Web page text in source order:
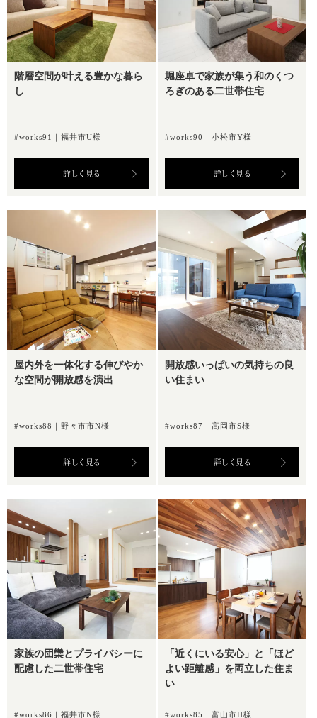
階層空間が叶える豊かな暮ら
し
#works91｜福井市U様
詳しく見る
堀座卓で家族が集う和のくつ
ろぎのある二世帯住宅
#works90｜小松市Y様
詳しく見る
屋内外を一体化する伸びやか
な空間が開放感を演出
#works88｜野々市市N様
詳しく見る
開放感いっぱいの気持ちの良
い住まい
#works87｜高岡市S様
詳しく見る
家族の団欒とプライバシーに
配慮した二世帯住宅
#works86｜福井市N様
「近くにいる安心」と「ほど
よい距離感」を両立した住ま
い
#works85｜富山市H様